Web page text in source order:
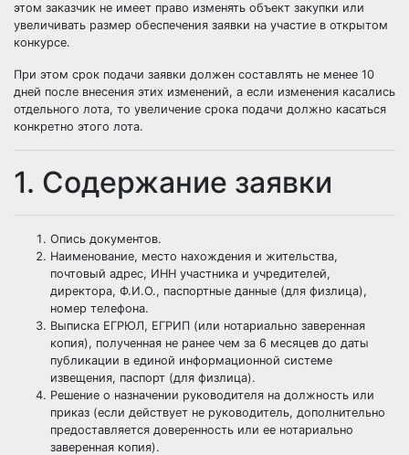
этом заказчик не имеет право изменять объект закупки или
увеличивать размер обеспечения заявки на участие в открытом
конкурсе.
При этом срок подачи заявки должен составлять не менее 10
дней после внесения этих изменений, а если изменения касались
отдельного лота, то увеличение срока подачи должно касаться
конкретно этого лота.
1. Содержание заявки
Опись документов.
Наименование, место нахождения и жительства,
почтовый адрес, ИНН участника и учредителей,
директора, Ф.И.О., паспортные данные (для физлица),
номер телефона.
Выписка ЕГРЮЛ, ЕГРИП (или нотариально заверенная
копия), полученная не ранее чем за 6 месяцев до даты
публикации в единой информационной системе
извещения, паспорт (для физлица).
Решение о назначении руководителя на должность или
приказ (если действует не руководитель, дополнительно
предоставляется доверенность или ее нотариально
заверенная копия).